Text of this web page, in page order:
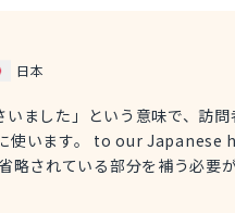
日本
ました」という意味で、訪
使います。 to our Japanese
略されている部分を補う必要
ます。ホテルや宿泊施設な